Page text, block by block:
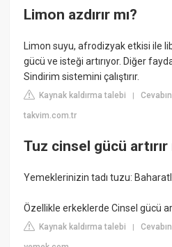
Limon azdırır mı?
Limon suyu, afrodizyak etkisi ile
gücü ve isteği artırıyor. Diğer
Sindirim sistemini çalıştırır.
Kaynak kaldırma talebi |
takvim.com.tr
Tuz cinsel gücü artırır
Yemeklerinizin tadı tuzu:
Özellikle erkeklerde Cinsel gücü
Kaynak kaldırma talebi |